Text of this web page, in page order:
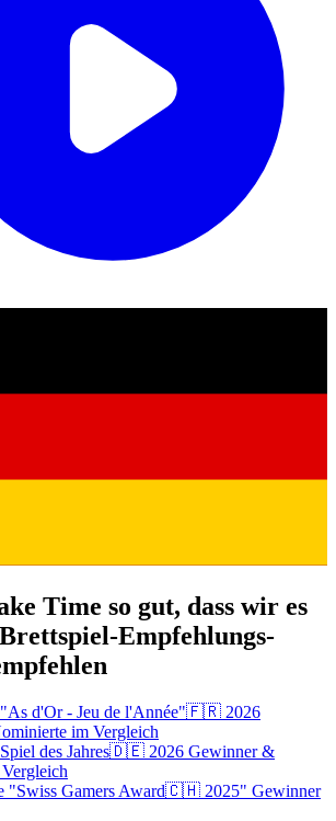
Time so gut, dass wir es
Empfehlungs-
d'Or - Jeu de l'Année"🇫🇷 2026
im Vergleich
des Jahres🇩🇪 2026 Gewinner &
"Swiss Gamers Award🇨🇭 2025" Gewinner